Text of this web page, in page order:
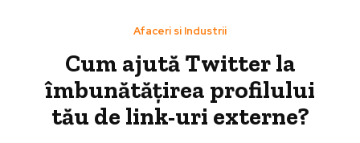
Afaceri si Industrii
Cum ajută Twitter la
îmbunătățirea profilului
tău de link-uri externe?